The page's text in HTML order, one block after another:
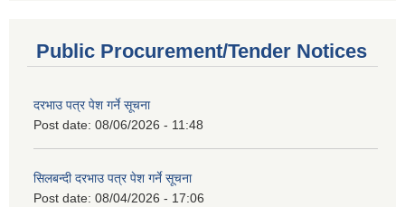
Public Procurement/Tender Notices
दरभाउ पत्र पेश गर्ने सूचना
Post date: 08/06/2026 - 11:48
सिलबन्दी दरभाउ पत्र पेश गर्ने सूचना
Post date: 08/04/2026 - 17:06